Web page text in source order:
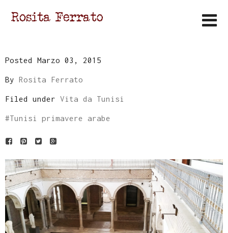
Posted Marzo 03, 2015
By Rosita Ferrato
Filed under Vita da Tunisi
#Tunisi primavere arabe